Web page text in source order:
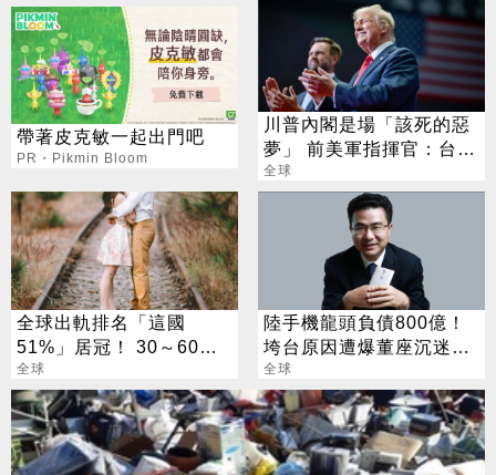
帶著皮克敏一起出門吧
PR・Pikmin Bloom
川普內閣是場「該死的惡
夢」 前美軍指揮官：台灣
處境堪憂
全球
全球出軌排名「這國
51%」居冠！ 30～60歲
男性是高風險族群
全球
陸手機龍頭負債800億！
垮台原因遭爆董座沉迷這
事？
全球